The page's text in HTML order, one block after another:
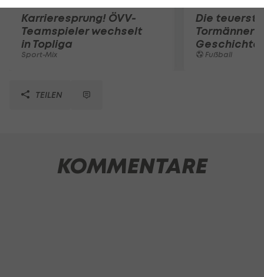
Karrieresprung! ÖVV-
Teamspieler wechselt
in Topliga
Sport-Mix
Die
Tormänner
Geschichte
Fußball
TEILEN
KOMMENTARE